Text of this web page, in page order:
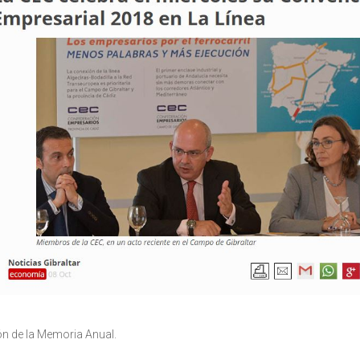
de la Memoria Anual.